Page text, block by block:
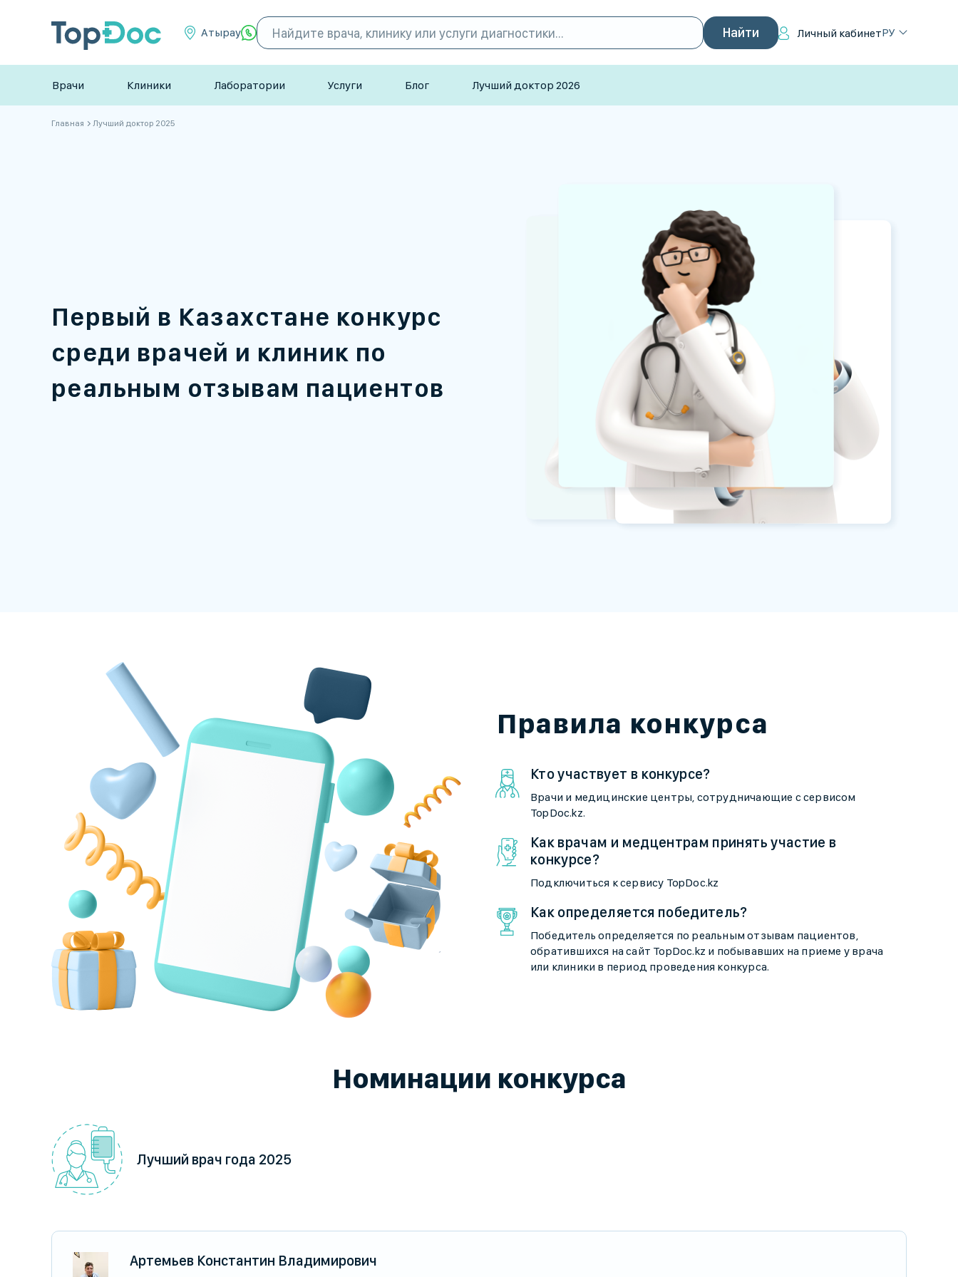
Атырау Личный кабинетРУ
Врачи Клиники Лаборатории Услуги Блог Лучший доктор 2026
Главная Лучший доктор 2025
Первый в Казахстане конкурс
среди врачей и клиник по
реальным отзывам пациентов
Правила конкурса
Кто участвует в конкурсе?
Врачи и медицинские центры, сотрудничающие с сервисом
TopDoc.kz.
Как врачам и медцентрам принять участие в
конкурсе?
Подключиться к сервису TopDoc.kz
Как определяется победитель?
Победитель определяется по реальным отзывам пациентов,
обратившихся на сайт TopDoc.kz и побывавших на приеме у врача
или клиники в период проведения конкурса.
Номинации конкурса
Лучший врач года 2025
Артемьев Константин Владимирович